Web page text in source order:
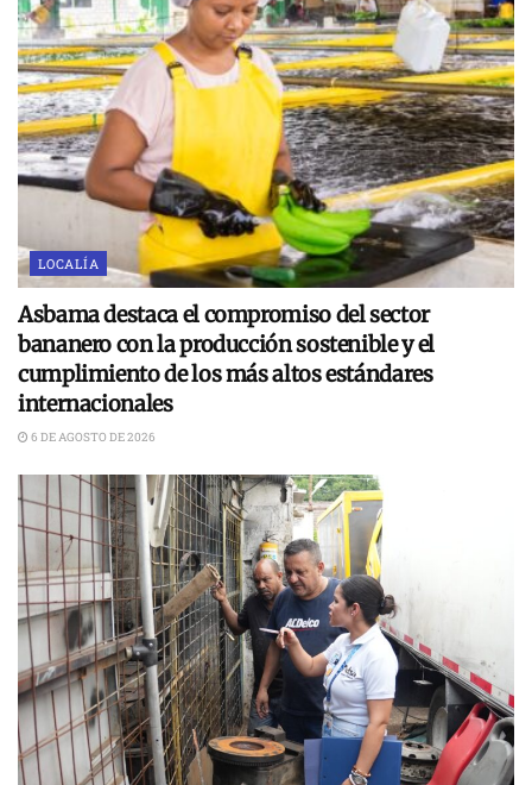
LOCALÍA
Asbama destaca el compromiso del sector
bananero con la producción sostenible y el
cumplimiento de los más altos estándares
internacionales
6 DE AGOSTO DE 2026